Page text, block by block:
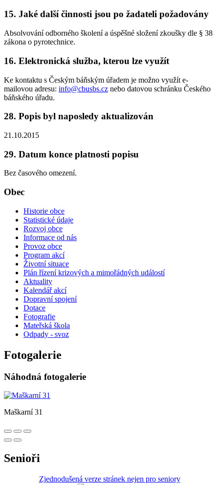
15. Jaké další činnosti jsou po žadateli požadovány
Absolvování odborného školení a úspěšné složení zkoušky dle § 38
zákona o pyrotechnice.
16. Elektronická služba, kterou lze využít
Ke kontaktu s Českým báňským úřadem je možno využít e-
mailovou adresu: info@cbusbs.cz nebo datovou schránku Českého
báňského úřadu.
28. Popis byl naposledy aktualizován
21.10.2015
29. Datum konce platnosti popisu
Bez časového omezení.
Obec
Historie obce
Statistické údaje
Rozvoj obce
Informace od nás
Provoz obce
Program akcí
Životní situace
Plán řízení krizových a mimořádných událostí
Aktuality
Kalendář akcí
Dopravní spojení
Dotace
Fotografie
Mateřská škola
Odpady - svoz
Fotogalerie
Náhodná fotogalerie
Maškarní 31
Senioři
Zjednodušená verze stránek nejen pro seniory